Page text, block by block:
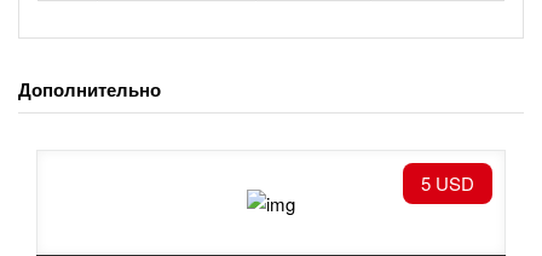
Дополнительно
5 USD